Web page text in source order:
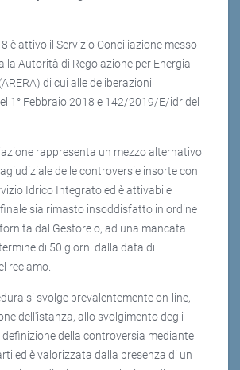
è attivo il Servizio Conciliazione messo
Autorità di Regolazione per Energia
di cui alle deliberazioni
1° Febbraio 2018 e 142/2019/E/idr del
rappresenta un mezzo alternativo
delle controversie insorte con
Idrico Integrato ed è attivabile
finale sia rimasto insoddisfatto in ordine
dal Gestore o, ad una mancata
di 50 giorni dalla data di
reclamo.
si svolge prevalentemente on-line,
dell'istanza, allo svolgimento degli
della controversia mediante
ed è valorizzata dalla presenza di un